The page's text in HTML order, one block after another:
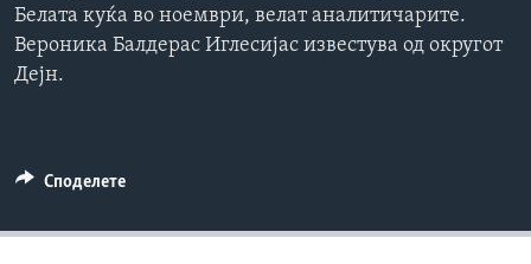
Белата куќа во ноември, велат аналитичарите.
Вероника Балдерас Иглесијас известува од округот
Дејн.
Споделете